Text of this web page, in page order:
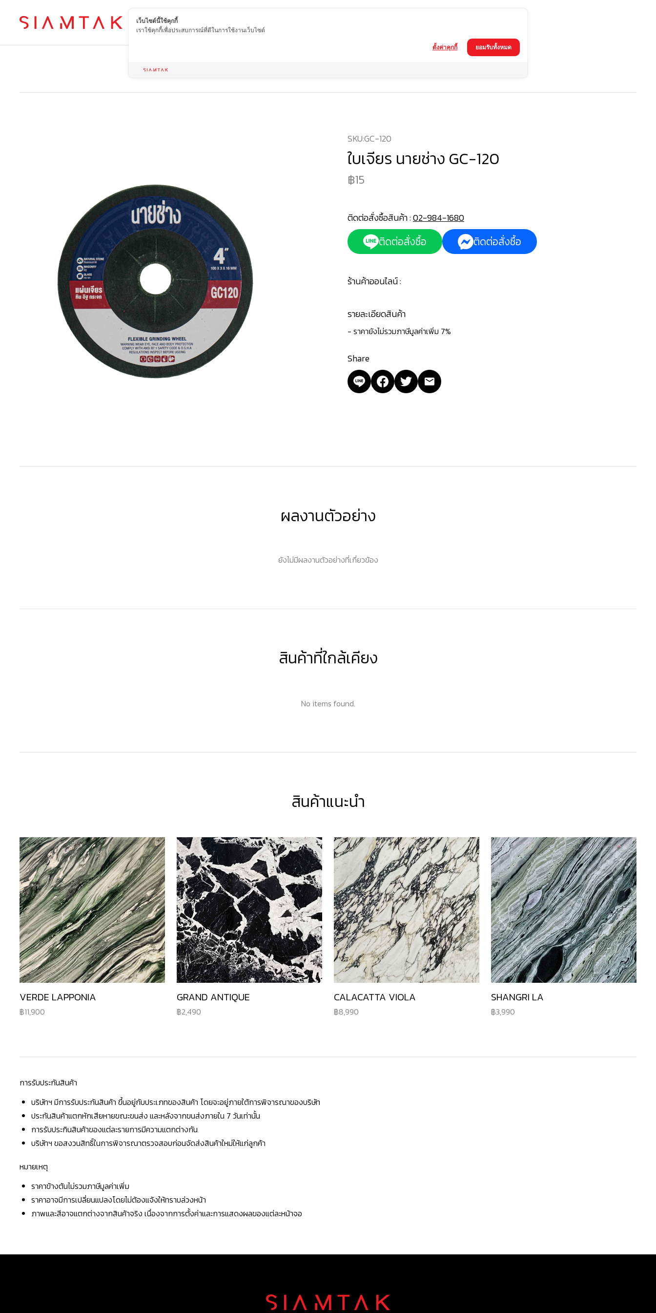
TH
SKU:GC-120
ใบเจียร นายช่าง GC-120
15
ติดต่อสั่งซื้อสินค้า :02-984-1680
ติดต่อสั่งซื้อ ติดต่อสั่งซื้อ
ร้านค้าออนไลน์ :
รายละเอียดสินค้า
- ราคายังไม่รวมภาษีมูลค่าเพิ่ม 7%
Share
ผลงานตัวอย่าง
ยังไม่มีผลงานตัวอย่างที่เกี่ยวข้อง
สินค้าที่ใกล้เคียง
No items found.
สินค้าแนะนำ
VERDE LAPPONIA
11,900
GRAND ANTIQUE
2,490
CALACATTA VIOLA
8,990
SHANGRI LA
3,990
การรับประกันสินค้า
บริษัทฯ มีการรับประกันสินค้า ขึ้นอยู่กับประเภทของสินค้า โดยจะอยู่ภายใต้การพิจารณาของบริษัท
ประกันสินค้าแตกหักเสียหายขณะขนส่ง และหลังจากขนส่งภายใน 7 วันเท่านั้น
การรับประกินสินค้าของแต่ละรายการมีความแตกต่างกัน
บริษัทฯ ขอสงวนสิทธิ์ในการพิจารณาตรวจสอบก่อนจัดส่งสินค้าใหม่ให้แก่ลูกค้า
หมายเหตุ
ราคาข้างต้นไม่รวมภาษีมูลค่าเพิ่ม
ราคาอาจมีการเปลี่ยนแปลงโดยไม่ต้องแจ้งให้ทราบล่วงหน้า
ภาพและสีอาจแตกต่างจากสินค้าจริง เนื่องจากการตั้งค่าและการแสดงผลของแต่ละหน้าจอ
เว็บไซต์นี้ใช้คุกกี้
เราใช้คุกกี้เพื่อประสบการณ์ที่ดีในการใช้งานเว็บไซต์
ยอมรับทั้งหมด
ตั้งค่าคุกกี้